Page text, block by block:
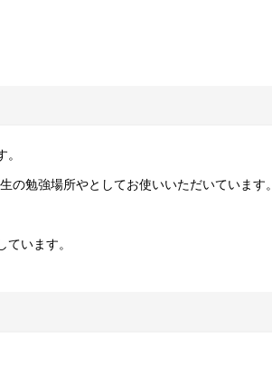
の勉強場所やとしてお使いいただいています。
います。